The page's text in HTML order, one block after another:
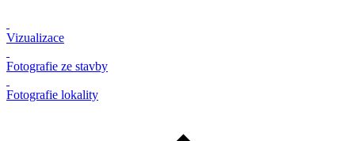
Vizualizace
Fotografie ze stavby
Fotografie lokality